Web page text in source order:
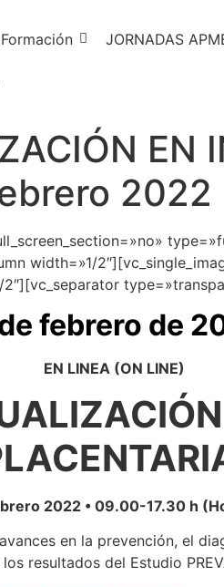
Formación JORNADAS
EN
2022
width=»1/
febrero de
EN LINEA (ON LINE)
2022 • 09.00-17.30 h
en la prevención, el
resultados del Estudio